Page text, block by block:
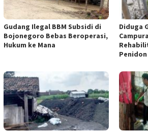
Gudang Ilegal BBM Subsidi di
Bojonegoro Bebas Beroperasi,
Hukum ke Mana
Diduga